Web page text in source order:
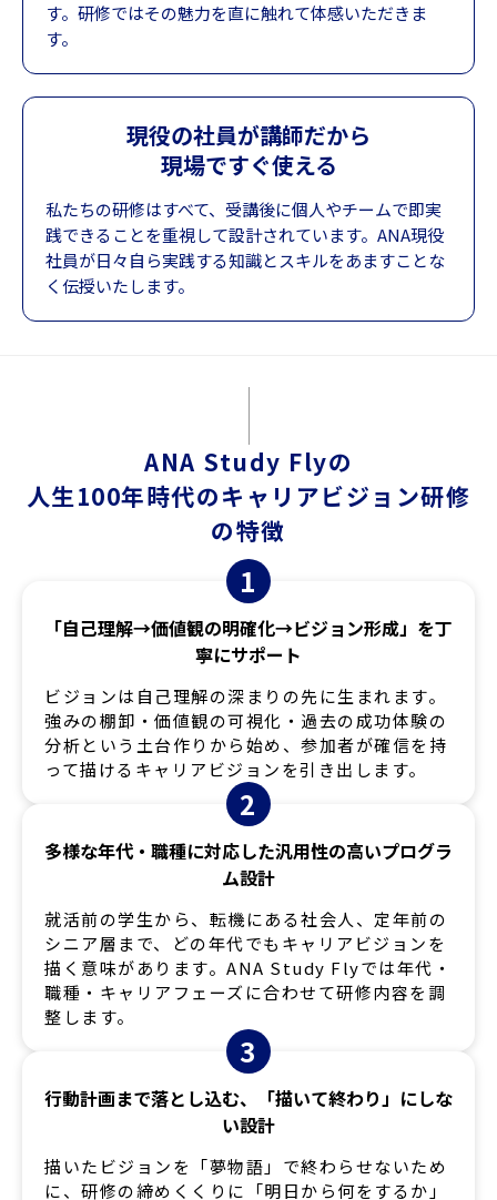
す。研修ではその魅力を直に触れて体感いただきま
す。
現役の社員が講師だから
現場ですぐ使える
私たちの研修はすべて、受講後に個人やチームで即実
践できることを重視して設計されています。ANA現役
社員が日々自ら実践する知識とスキルをあますことな
く伝授いたします。
ANA Study Flyの
人生100年時代のキャリアビジョン研修
の特徴
1
「自己理解→価値観の明確化→ビジョン形成」を丁
寧にサポート
ビジョンは自己理解の深まりの先に生まれます。
強みの棚卸・価値観の可視化・過去の成功体験の
分析という土台作りから始め、参加者が確信を持
って描けるキャリアビジョンを引き出します。
2
多様な年代・職種に対応した汎用性の高いプログラ
ム設計
就活前の学生から、転機にある社会人、定年前の
シニア層まで、どの年代でもキャリアビジョンを
描く意味があります。ANA Study Flyでは年代・
職種・キャリアフェーズに合わせて研修内容を調
整します。
3
行動計画まで落とし込む、「描いて終わり」にしな
い設計
描いたビジョンを「夢物語」で終わらせないため
に、研修の締めくくりに「明日から何をするか」